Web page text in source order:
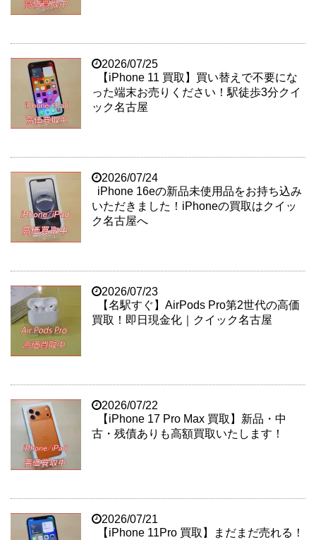
2026/07/25
【iPhone 11 買取】買い替えで不要にな
った端末お売りください！駅徒歩3分クイ
ック名古屋
2026/07/24
iPhone 16eの新品未使用品をお持ち込み
いただきました！iPhoneの買取はクイッ
ク名古屋へ
2026/07/23
【名駅すぐ】AirPods Pro第2世代の高価
買取！即日現金化｜クイック名古屋
2026/07/22
【iPhone 17 Pro Max 買取】新品・中
古・残債ありも高額買取いたします！
2026/07/21
【iPhone 11Pro 買取】まだまだ売れる！